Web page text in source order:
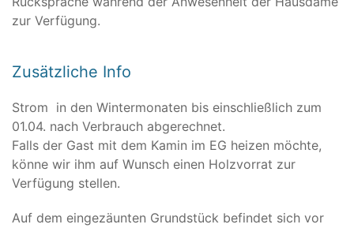
zur Verfügung.
Zusätzliche Info
Strom in den Wintermonaten bis einschließlich zum
01.04. nach Verbrauch abgerechnet.
Falls der Gast mit dem Kamin im EG heizen möchte,
könne wir ihm auf Wunsch einen Holzvorrat zur
Verfügung stellen.
Auf dem eingezäunten Grundstück befindet sich vor